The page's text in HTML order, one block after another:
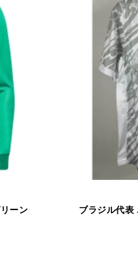
トラックスーツ 2023 グリーン
ブラジル代表 ユニフォーム 2024 グレー+ ホワ